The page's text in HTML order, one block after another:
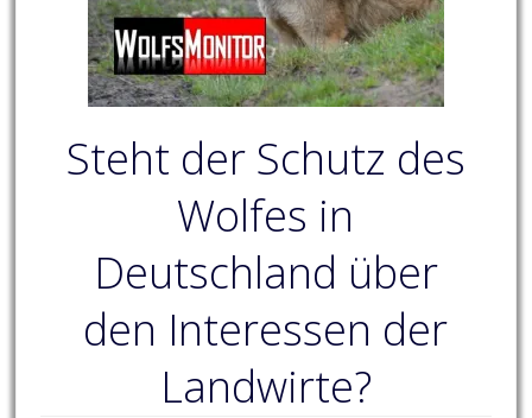
Steht der Schutz des
Wolfes in
Deutschland über
den Interessen der
Landwirte?